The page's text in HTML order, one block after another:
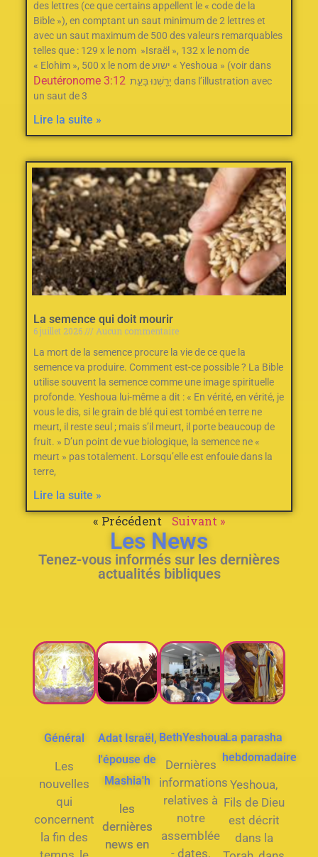
des lettres (ce que certains appellent le « code de la
Bible »), en comptant un saut minimum de 2‭ ‬lettres et
avec un saut maximum de 500‭ des valeurs remarquables
telles que : ‬129‭ ‬x le nom‭ ‬ »Israël »‭, ‬132‭ ‬x le nom de
« Elohim »‭, ‬500‭ ‬x le nom de ישוע « Yeshoua » (voir dans
Deutéronome 3:12יָרַ֖שְׁנוּ בָּעֵ֣ת dans l’illustration avec
un saut de 3
Lire la suite »
La semence qui doit mourir
6 juillet 2026
Aucun commentaire
La mort de la semence procure la vie de ce que la
semence va produire. Comment est-ce possible ? La Bible
utilise souvent la semence comme une image spirituelle
profonde. Yeshoua lui-même a dit : « En vérité, en vérité, je
vous le dis, si le grain de blé qui est tombé en terre ne
meurt, il reste seul ; mais s’il meurt, il porte beaucoup de
fruit. » D’un point de vue biologique, la semence ne «
meurt » pas totalement. Lorsqu’elle est enfouie dans la
terre,
Lire la suite »
« Précédent Suivant »
Les News
Tenez-vous informés sur les dernières
actualités bibliques
Général
Les
nouvelles
qui
concernent
la fin des
Adat Israël,
l'épouse de
Mashia'h
les
dernières
news en
BethYeshoua
Dernières
informations
relatives à
notre
assemblée
- dates,
La parasha
hebdomadaire
Yeshoua,
Fils de Dieu
est décrit
dans la